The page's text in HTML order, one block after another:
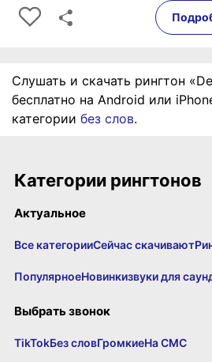
Слушать и скачать рингтон
бесплатно на Android или
категории без слов.
Категории рингтонов
Актуальное
Все категорииСейчас скачивают
ПопулярноеНовинкизвуки для
Выбрать звонок
TikTokБез словГромкиеНа СМС